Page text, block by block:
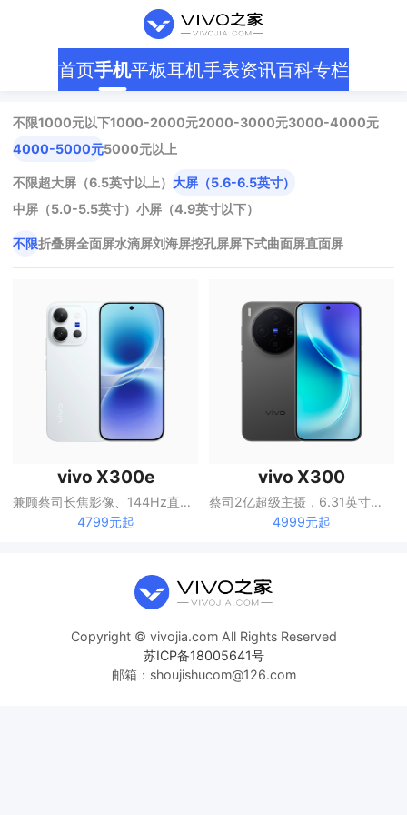
首页手机平板耳机手表资讯百科专栏
不限1000元以下1000-2000元2000-3000元3000-4000元
4000-5000元5000元以上
不限超大屏（6.5英寸以上）大屏（5.6-6.5英寸）
中屏（5.0-5.5英寸）小屏（4.9英寸以下）
不限折叠屏全面屏水滴屏刘海屏挖孔屏屏下式曲面屏直面屏
vivo X300e
兼顾蔡司长焦影像、144Hz直屏与大容量电池的X系列手机
4799元起
vivo X300
蔡司2亿超级主摄，6.31英寸直屏
4999元起
Copyright © vivojia.com All Rights Reserved
苏ICP备18005641号
邮箱：shoujishucom@126.com